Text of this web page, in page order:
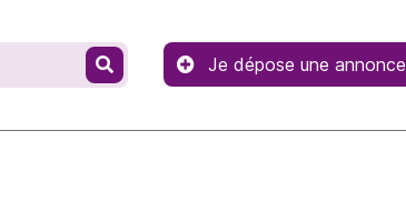
Je dépose une annonce